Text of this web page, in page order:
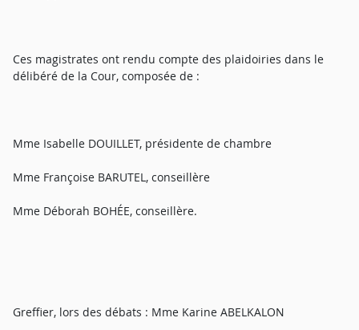
Ces magistrates ont rendu compte des plaidoiries dans le
délibéré de la Cour, composée de :
Mme Isabelle DOUILLET, présidente de chambre
Mme Françoise BARUTEL, conseillère
Mme Déborah BOHÉE, conseillère.
Greffier, lors des débats : Mme Karine ABELKALON